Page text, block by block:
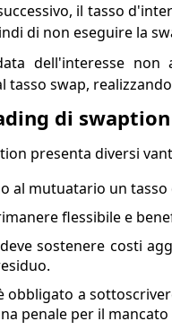
il tasso
di non eseguire la
dell'interesse
tasso swap,
di swaption
presenta diversi
al mutuatario un
flessibile e
sostenere costi
obbligato a
penale per il